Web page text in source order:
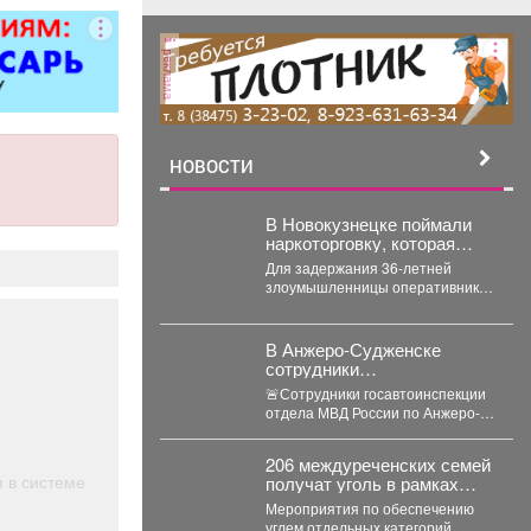
в системе
реклама
НОВОСТИ
В Новокузнецке поймали
наркоторговку, которая
планировала сбыть партию
карфентанила в особо
крупном размере
Для задержания 36-летней
злоумышленницы оперативники
ходе личного досмотра в сумке
подозреваемой
правоохранители...
В Анжеро-Судженске
сотрудники
госавтоинспекции оказали
доврачебную помощь
мужчине, пострадавшему
от укуса гадюки
🚨Сотрудники госавтоинспекции
отдела МВД России по Анжеро-
лейтенант...
206 междуреченских семей
получат уголь в рамках
областной
благотворительной акции.
Мероприятия по обеспечению